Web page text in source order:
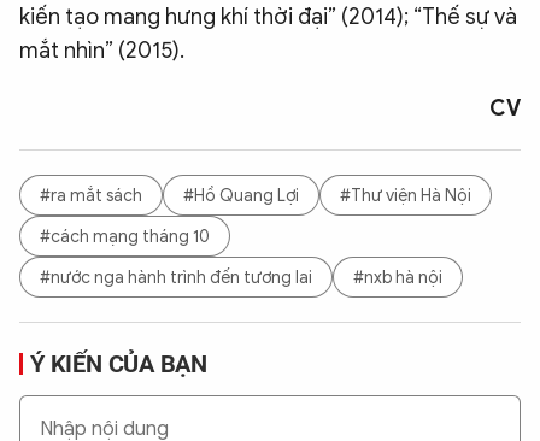
kiến tạo mang hưng khí thời đại” (2014); “Thế sự và
mắt nhìn” (2015).
CV
#ra mắt sách #Hồ Quang Lợi
#Thư viện Hà Nội
#cách mạng tháng 10
#nước nga hành trình đến tương lai
#nxb hà nội
Ý KIẾN CỦA BẠN